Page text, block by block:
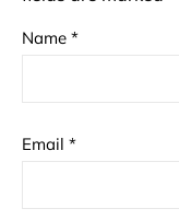
Name *
Email *